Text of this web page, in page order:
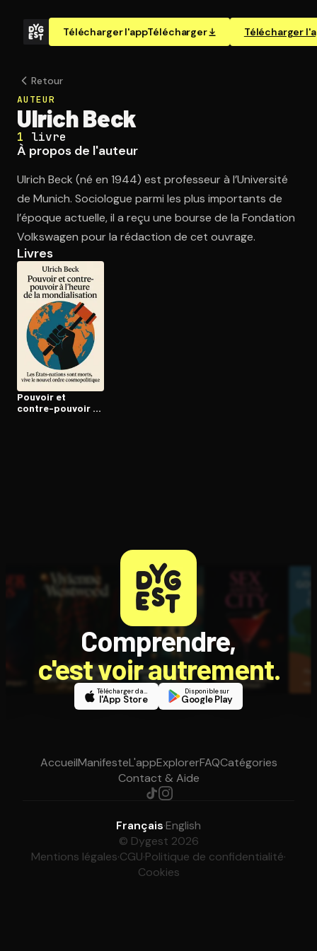
Télécharger l'appTélécharger Télécharger
Ouvre l'app Appareil photo, pointe sur le code. C'est gratuit à
Retour
AUTEUR
Ulrich Beck
1 livre
À propos de l'auteur
Ulrich Beck (né en 1944) est professeur à l’Université
de Munich. Sociologue parmi les plus importants de
l’époque actuelle, il a reçu une bourse de la Fondation
Volkswagen pour la rédaction de cet ouvrage.
Livres
Pouvoir et
contre-pouvoir à
Comprendre,
c'est voir autrement.
Télécharger dans
l'App Store
Disponible sur
Google Play
AccueilManifesteL'appExplorerFAQCatégories
Contact & Aide
Français·English
© Dygest 2026
Mentions légales·CGU·Politique de confidentialité·
Cookies